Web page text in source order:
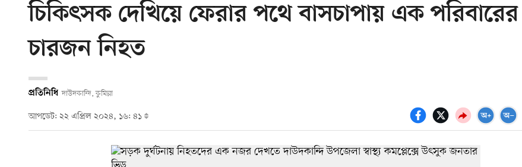
চিকিৎসক দেখিয়ে ফেরার পথে বাসচাপায় এক পরিবারের
চারজন নিহত
প্রতিনিধি দাউদকান্দি, কুমিল্লা
আপডেট: ২২ এপ্রিল ২০২৪, ১৬: ৪১